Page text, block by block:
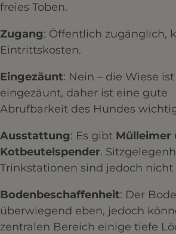
freies Toben.​
Zugang: Öffentlich zugänglich,
Eintrittskosten.​
Eingezäunt: Nein – die Wiese
eingezäunt, daher ist eine gute
Abrufbarkeit des Hundes
Ausstattung: Es gibt Mülleimer
Kotbeutelspender.
Trinkstationen sind jedoch nicht
Bodenbeschaffenheit: Der
überwiegend eben, jedoch
zentralen Bereich einige tiefe